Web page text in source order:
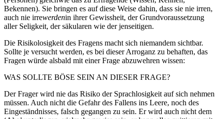
Bekennen). Sie bringen es auf diese Weise dahin, dass sie nie irren,
auch nie irrewerdenin ihrer Gewissheit, der Grundvoraussetzung
aller Seligkeit, der säkularen wie der jenseitigen.
Die Risikolosigkeit des Fragens macht sich niemandem sichtbar.
Sollte je versucht werden, es bei dieser Arroganz zu behaften, das
Fragen würde alsbald mit einer Frage abzuwehren wissen:
WAS SOLLTE BÖSE SEIN AN DIESER FRAGE?
Der Frager wird nie das Risiko der Sprachlosigkeit auf sich nehmen
müssen. Auch nicht die Gefahr des Fallens ins Leere, noch des
Eingeständnisses, falsch gegangen zu sein. Er wird auch nicht dem